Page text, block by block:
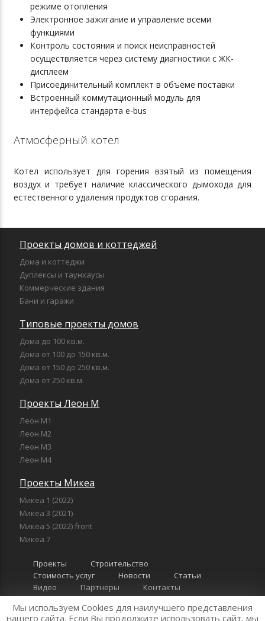
режиме отопления
Электронное зажигание и управление всеми
функциями
Контроль состояния и поиск неисправностей
осуществляется через систему диагностики с ЖК-
дисплеем
Присоединительный комплект в объёме поставки
Встроенный коммутационный модуль для
интерфейса стандарта e-bus
Атмосферный котел
Котел использует для горения взятый из помещения
воздух и требует наличие классического дымохода для
естественного удаления продуктов сгорания.
Проекты домов и коттеджей
Дома и коттеджи
Дуплексы и таунхаусы
Коммерческие здания
Бани и гаражи
Типовые проекты домов
Дома до 100 кв.м.
Дома от 100 до 150 кв.м.
Дома от 150 до 250 кв.м.
Дома от 250 кв.м.
Проекты Леон М
Леон М1
Леон М2
Леон М3
Леон М4
Проекты Микеа
Микеа 1 (2022)
Микеа 3 (2021)
Микеа 5 (2022) front
Микеа 7
Проекты
Строительство
Стоимость услуг
Новости
Статьи
Видео
Партнеры Контакты
"Компания Леон" 2026 г. Все права защищеныПолитика
Мы используем Cookies для наилучшего представления
нашего сайта. Если Вы продолжите использовать сайт, мы